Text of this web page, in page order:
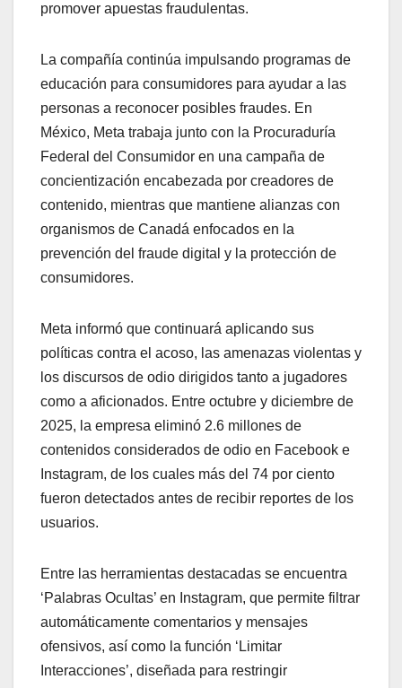
promover apuestas fraudulentas.
La compañía continúa impulsando programas de
educación para consumidores para ayudar a las
personas a reconocer posibles fraudes. En
México, Meta trabaja junto con la Procuraduría
Federal del Consumidor en una campaña de
concientización encabezada por creadores de
contenido, mientras que mantiene alianzas con
organismos de Canadá enfocados en la
prevención del fraude digital y la protección de
consumidores.
Meta informó que continuará aplicando sus
políticas contra el acoso, las amenazas violentas y
los discursos de odio dirigidos tanto a jugadores
como a aficionados. Entre octubre y diciembre de
2025, la empresa eliminó 2.6 millones de
contenidos considerados de odio en Facebook e
Instagram, de los cuales más del 74 por ciento
fueron detectados antes de recibir reportes de los
usuarios.
Entre las herramientas destacadas se encuentra
‘Palabras Ocultas’ en Instagram, que permite filtrar
automáticamente comentarios y mensajes
ofensivos, así como la función ‘Limitar
Interacciones’, diseñada para restringir